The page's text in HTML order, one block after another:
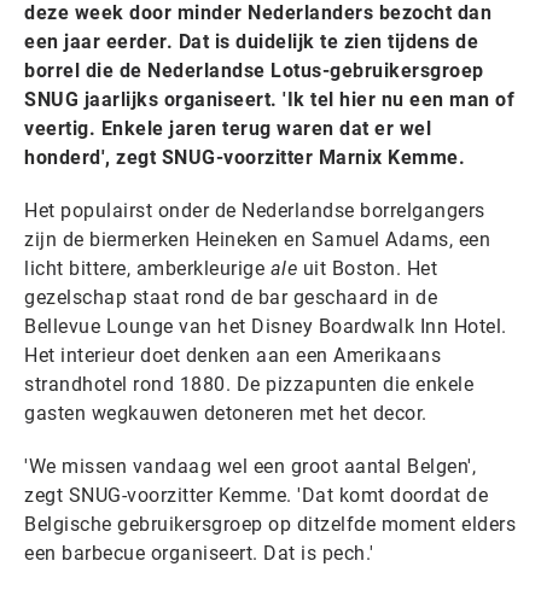
deze week door minder Nederlanders bezocht dan
een jaar eerder. Dat is duidelijk te zien tijdens de
borrel die de Nederlandse Lotus-gebruikersgroep
SNUG jaarlijks organiseert. 'Ik tel hier nu een man of
veertig. Enkele jaren terug waren dat er wel
honderd', zegt SNUG-voorzitter Marnix Kemme.
Het populairst onder de Nederlandse borrelgangers
zijn de biermerken Heineken en Samuel Adams, een
licht bittere, amberkleurige ale uit Boston. Het
gezelschap staat rond de bar geschaard in de
Bellevue Lounge van het Disney Boardwalk Inn Hotel.
Het interieur doet denken aan een Amerikaans
strandhotel rond 1880. De pizzapunten die enkele
gasten wegkauwen detoneren met het decor.
'We missen vandaag wel een groot aantal Belgen',
zegt SNUG-voorzitter Kemme. 'Dat komt doordat de
Belgische gebruikersgroep op ditzelfde moment elders
een barbecue organiseert. Dat is pech.'